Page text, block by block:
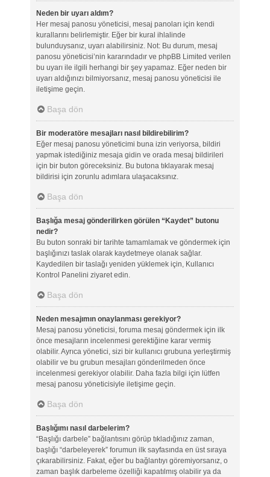
Neden bir uyarı aldım?
Her mesaj panosu yöneticisi, mesaj panoları için kendi
kurallarını belirlemiştir. Eğer bir kural ihlalinde
bulunduysanız, uyarı alabilirsiniz. Not: Bu durum, mesaj
panosu yöneticisi’nin kararındadır ve phpBB Limited verilen
bu uyarı ile ilgili herhangi bir şey yapamaz. Eğer neden bir
uyarı aldığınızı bilmiyorsanız, mesaj panosu yöneticisi ile
iletişime geçin.
Başa dön
Bir moderatöre mesajları nasıl bildirebilirim?
Eğer mesaj panosu yöneticimi buna izin veriyorsa, bildiri
yapmak istediğiniz mesaja gidin ve orada mesaj bildirileri
için bir buton göreceksiniz. Bu butona tıklayarak mesaj
bildirisi için zorunlu adımlara ulaşacaksınız.
Başa dön
Başlığa mesaj gönderilirken görülen “Kaydet” butonu
nedir?
Bu buton sonraki bir tarihte tamamlamak ve göndermek için
başlığınızı taslak olarak kaydetmeye olanak sağlar.
Kaydedilen bir taslağı yeniden yüklemek için, Kullanıcı
Kontrol Panelini ziyaret edin.
Başa dön
Neden mesajımın onaylanması gerekiyor?
Mesaj panosu yöneticisi, foruma mesaj göndermek için ilk
önce mesajların incelenmesi gerektiğine karar vermiş
olabilir. Ayrıca yönetici, sizi bir kullanıcı grubuna yerleştirmiş
olabilir ve bu grubun mesajları gönderilmeden önce
incelenmesi gerekiyor olabilir. Daha fazla bilgi için lütfen
mesaj panosu yöneticisiyle iletişime geçin.
Başa dön
Başlığımı nasıl darbelerim?
“Başlığı darbele” bağlantısını görüp tıkladığınız zaman,
başlığı “darbeleyerek” forumun ilk sayfasında en üst sıraya
çıkarabilirsiniz. Fakat, eğer bu bağlantıyı göremiyorsanız, o
zaman başlık darbeleme özelliği kapatılmış olabilir ya da